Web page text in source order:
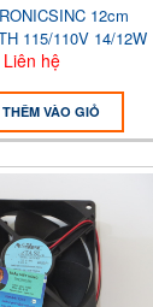
12cm
115/110V 14/12W
Liên hệ
THÊM VÀO GIỎ